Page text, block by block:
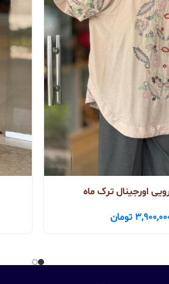
اورجینال ترک ماه
تومان